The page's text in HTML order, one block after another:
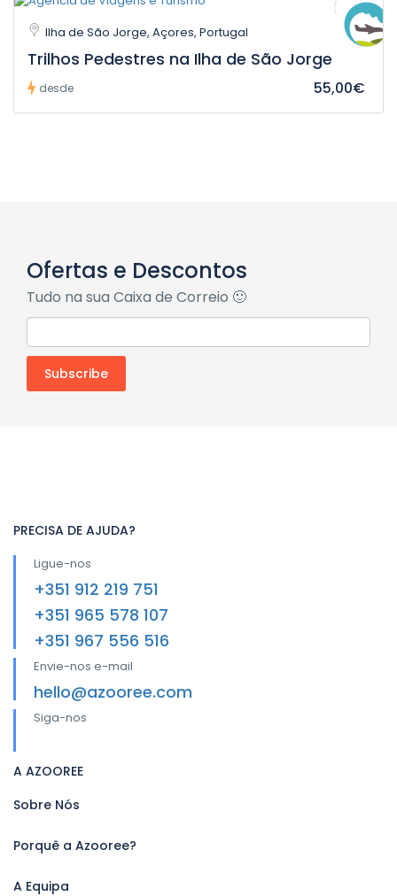
Ilha de São Jorge, Açores, Portugal
Trilhos Pedestres na Ilha de São Jorge
desde 55,00€
Ofertas e Descontos
Tudo na sua Caixa de Correio 🙂
PRECISA DE AJUDA?
Ligue-nos
+351 912 219 751
+351 965 578 107
+351 967 556 516
Envie-nos e-mail
hello@azooree.com
Siga-nos
A AZOOREE
Sobre Nós
Porquê a Azooree?
A Equipa